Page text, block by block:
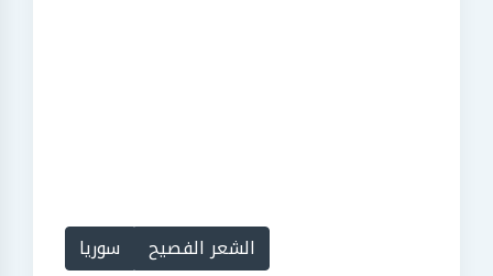
الشعر الفصيح
سوريا